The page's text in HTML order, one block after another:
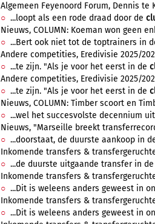
Algemeen Feyenoord Forum, Dennis te
...loopt als een rode draad door de
Nieuws, COLUMN: Koeman won geen
...Bert ook niet tot de toptrainers in
Andere competities, Eredivisie 2025/
...te zijn. "Als je voor het eerst in de
Andere competities, Eredivisie 2025/
...te zijn. "Als je voor het eerst in de
Nieuws, COLUMN: Timber scoort en
...wel het succesvolste decennium
Nieuws, "Marseille breekt
...doorstaat, de duurste aankoop in
Inkomende transfers &
...de duurste uitgaande transfer in de
Inkomende transfers &
...Dit is weleens anders geweest in
Inkomende transfers &
...Dit is weleens anders geweest in